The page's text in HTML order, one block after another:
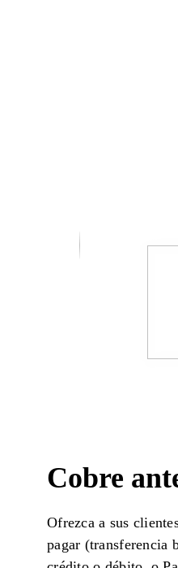
Cobre
Ofrezca a sus
pagar (transferencia